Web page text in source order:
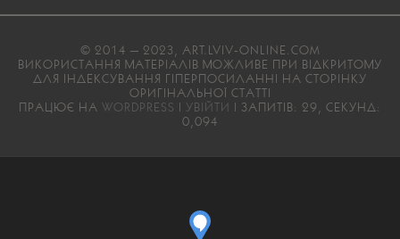
© 2014 — 2023, ART.LVIV-ONLINE.COM
ВИКОРИСТАННЯ МАТЕРІАЛІВ МОЖЛИВЕ ПРИ ВІДКРИТОМУ
ДЛЯ ІНДЕКСУВАННЯ ГІПЕРПОСИЛАННІ НА СТОРІНКУ
ОРИГІНАЛЬНОЇ СТАТТІ
ПРАЦЮЄ НА WORDPRESS | УВІЙТИ | ЗАПИТІВ: 29, СЕКУНД:
0,094